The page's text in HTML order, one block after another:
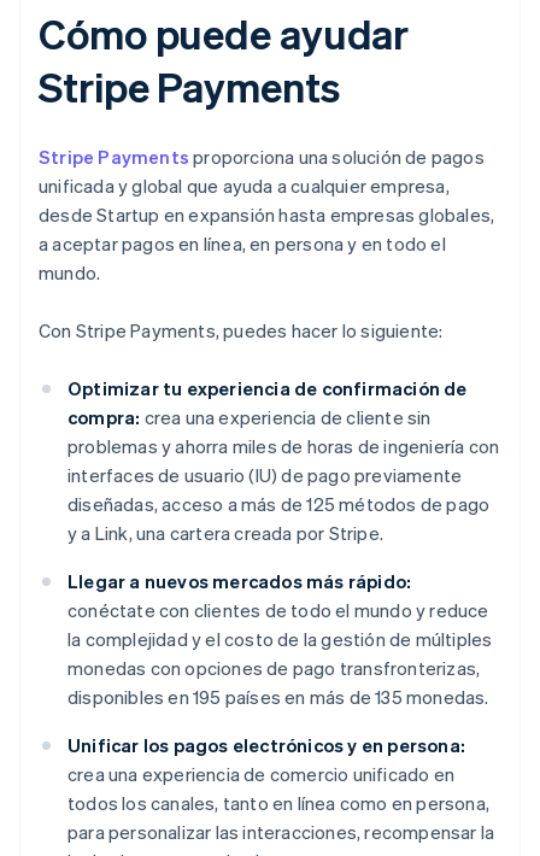
Cómo puede ayudar
Stripe Payments
Stripe Payments proporciona una solución de pagos
unificada y global que ayuda a cualquier empresa,
desde Startup en expansión hasta empresas globales,
a aceptar pagos en línea, en persona y en todo el
mundo.
Con Stripe Payments, puedes hacer lo siguiente:
Optimizar tu experiencia de confirmación de
compra: crea una experiencia de cliente sin
problemas y ahorra miles de horas de ingeniería con
interfaces de usuario (IU) de pago previamente
diseñadas, acceso a más de 125 métodos de pago
y a Link, una cartera creada por Stripe.
Llegar a nuevos mercados más rápido:
conéctate con clientes de todo el mundo y reduce
la complejidad y el costo de la gestión de múltiples
monedas con opciones de pago transfronterizas,
disponibles en 195 países en más de 135 monedas.
Unificar los pagos electrónicos y en persona:
crea una experiencia de comercio unificado en
todos los canales, tanto en línea como en persona,
para personalizar las interacciones, recompensar la